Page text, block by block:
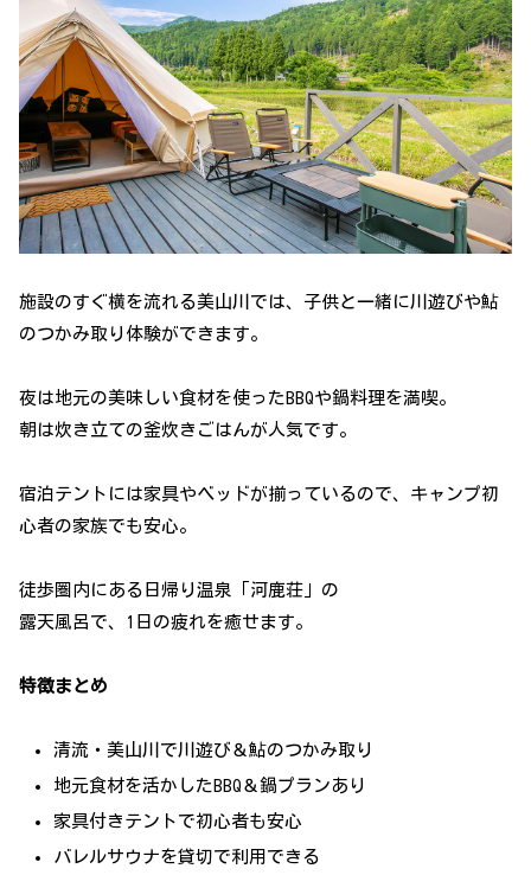
施設のすぐ横を流れる美山川では、子供と一緒に川遊びや鮎
のつかみ取り体験ができます。
夜は地元の美味しい食材を使ったBBQや鍋料理を満喫。
朝は炊き立ての釜炊きごはんが人気です。
宿泊テントには家具やベッドが揃っているので、キャンプ初
心者の家族でも安心。
徒歩圏内にある日帰り温泉「河鹿荘」の
露天風呂で、1日の疲れを癒せます。
特徴まとめ
清流・美山川で川遊び＆鮎のつかみ取り
地元食材を活かしたBBQ＆鍋プランあり
家具付きテントで初心者も安心
バレルサウナを貸切で利用できる